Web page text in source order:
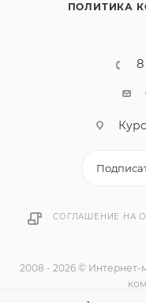
ПОЛИТИКА
8
СОГЛАШЕНИЕ НА
2008 - 2026 © Интернет-